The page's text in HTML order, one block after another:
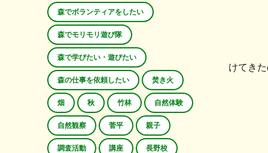
けてき
森でボランティアをしたい
森でモリモリ遊び隊
森で学びたい・遊びたい
森の仕事を依頼したい 焚き火
畑 秋 竹林 自然体験
自然観察 菅平 親子
調査活動 講座 長野校